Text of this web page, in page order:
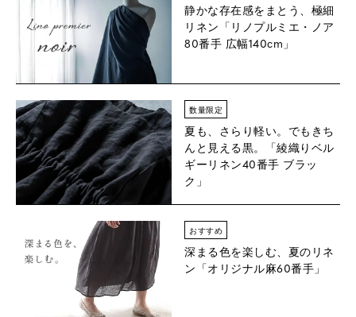
静かな存在感をまとう、極細
リネン「リノプルミエ・ノア
80番手 広幅140cm」
数量限定
夏も、さらり軽い。でもきち
んと見える黒。「綾織りベル
ギーリネン40番手 ブラッ
ク」
おすすめ
深まる色を楽しむ、夏のリネ
ン「オリジナル麻60番手」